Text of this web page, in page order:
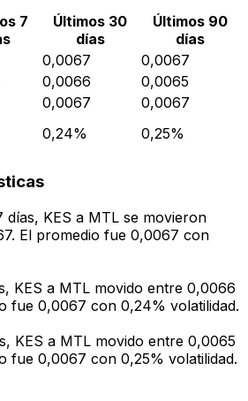
7
Últimos 30
días
Últimos 90
días
0,0067
0,0067
0,0066
0,0065
0,0067
0,0067
0,24% 0,25%
días, KES a MTL se movieron
El promedio fue 0,0067 con
KES a MTL movido entre 0,0066
fue 0,0067 con 0,24% volatilidad.
KES a MTL movido entre 0,0065
fue 0,0067 con 0,25% volatilidad.